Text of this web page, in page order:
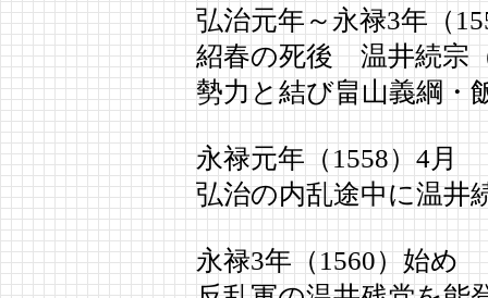
弘治元年～永禄3年（
紹春の死後 温井続宗
勢力と結び畠山義綱・
永禄元年（1558）4月
弘治の内乱途中に温井
永禄3年（1560）始め